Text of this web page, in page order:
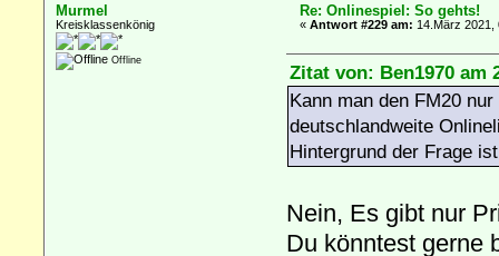
Murmel
Kreisklassenkönig
Offline
Re: Onlinespiel: So gehts!
«Antwort #229 am: 14.März 2021,
Zitat von: Ben1970 am
Kann man den FM20
deutschlandweite
Hintergrund der Frage
Nein, Es gibt nur
Du könntest gerne